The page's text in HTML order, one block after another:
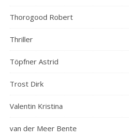
Thorogood Robert
Thriller
Töpfner Astrid
Trost Dirk
Valentin Kristina
van der Meer Bente